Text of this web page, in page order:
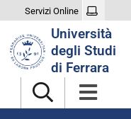
Servizi Online
Università
degli Studi
di Ferrara